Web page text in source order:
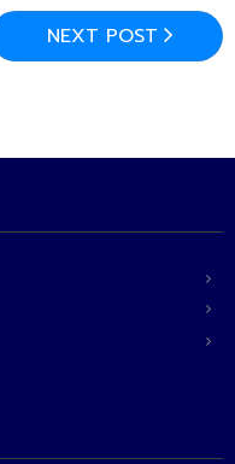
NEXT POST